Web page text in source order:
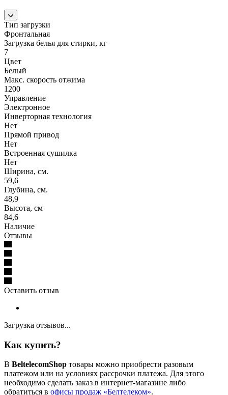
Тип загрузки
Фронтальная
Загрузка белья для стирки, кг
7
Цвет
Белый
Макс. скорость отжима
1200
Управление
Электронное
Инверторная технология
Нет
Прямой привод
Нет
Встроенная сушилка
Нет
Ширина, см.
59,6
Глубина, см.
48,9
Высота, см
84,6
Наличие
Отзывы
Оставить отзыв
Загрузка отзывов...
Как купить?
В BeltelecomShop товары можно приобрести разовым
платежом или на условиях рассрочки платежа. Для этого
необходимо сделать заказ в интернет-магазине либо
обратиться в офисы продаж «Белтелеком».